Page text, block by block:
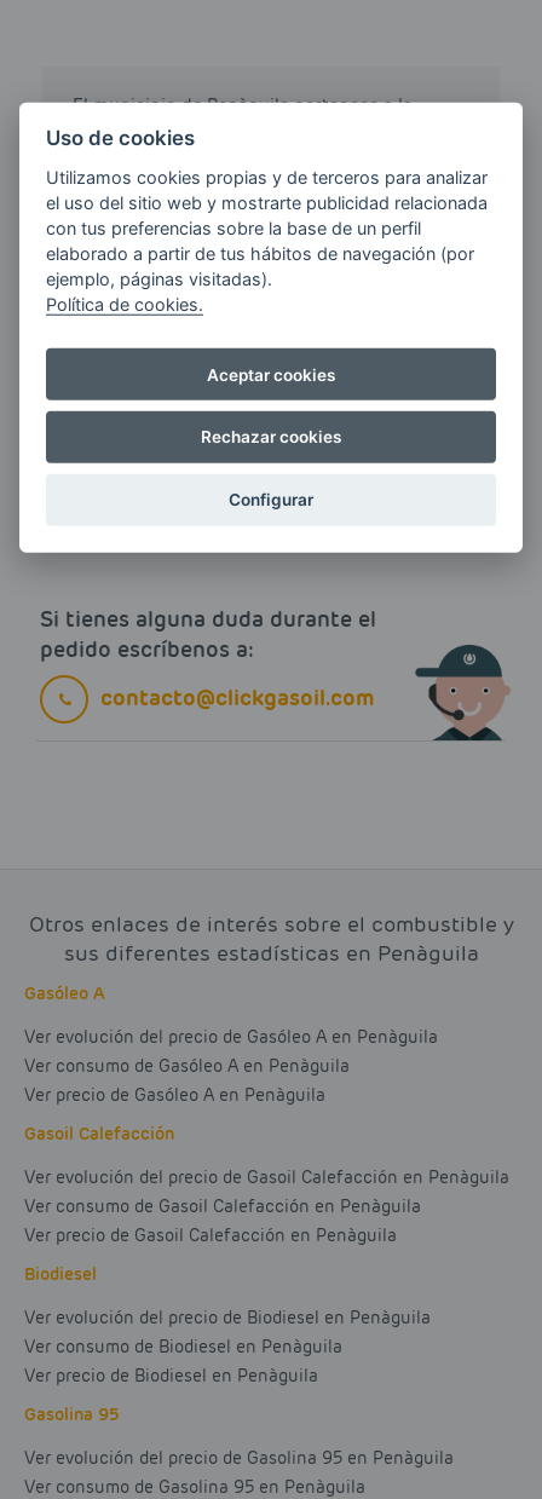
El municipio de Penàguila pertenece a la
provincia de Alicante en Valencia. No
Penàguila, pero si te desplazas a Pilar de la
Horadada el precio de Gasoil Calefacción te
puede salir por 1.709 euros, es decir, llenar un
depósito de 22 litros te costaría 37.598 euros.
ClickGasoilsiempre gasoil al mejor precio,
Nota: Todos los precios de gasoil calefacción
de otros proveedores han sido obtenidos de
www.geoportalgasolineras.com.
Si tienes alguna duda durante el
pedido escríbenos a:
contacto@clickgasoil.com
Otros enlaces de interés sobre el combustible y
sus diferentes estadísticas en Penàguila
Gasóleo A
Ver evolución del precio de Gasóleo A en Penàguila
Ver consumo de Gasóleo A en Penàguila
Ver precio de Gasóleo A en Penàguila
Gasoil Calefacción
Ver evolución del precio de Gasoil Calefacción en Penàguila
Ver consumo de Gasoil Calefacción en Penàguila
Ver precio de Gasoil Calefacción en Penàguila
Biodiesel
Ver evolución del precio de Biodiesel en Penàguila
Ver consumo de Biodiesel en Penàguila
Ver precio de Biodiesel en Penàguila
Gasolina 95
Ver evolución del precio de Gasolina 95 en Penàguila
Ver consumo de Gasolina 95 en Penàguila
Uso de cookies
Utilizamos cookies propias y de terceros para analizar
el uso del sitio web y mostrarte publicidad relacionada
con tus preferencias sobre la base de un perfil
elaborado a partir de tus hábitos de navegación (por
ejemplo, páginas visitadas).
Política de cookies.
Aceptar cookies
Rechazar cookies
Configurar